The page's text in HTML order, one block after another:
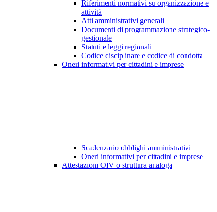
Riferimenti normativi su organizzazione e
attività
Atti amministrativi generali
Documenti di programmazione strategico-
gestionale
Statuti e leggi regionali
Codice disciplinare e codice di condotta
Oneri informativi per cittadini e imprese
Scadenzario obblighi amministrativi
Oneri informativi per cittadini e imprese
Attestazioni OIV o struttura analoga